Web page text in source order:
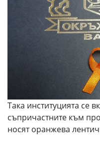
Така институцията се
съпричастните към
носят оранжева